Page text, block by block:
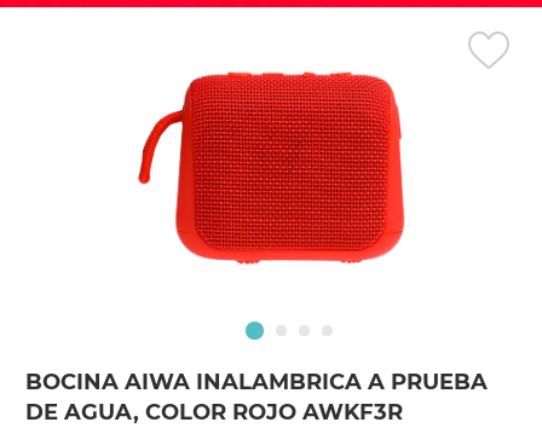
BOCINA AIWA INALAMBRICA A PRUEBA
DE AGUA, COLOR ROJO AWKF3R